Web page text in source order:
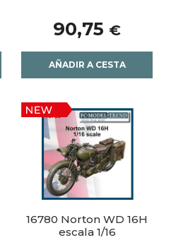
90,75 €
AÑADIR A CESTA
16780 Norton WD 16H
escala 1/16